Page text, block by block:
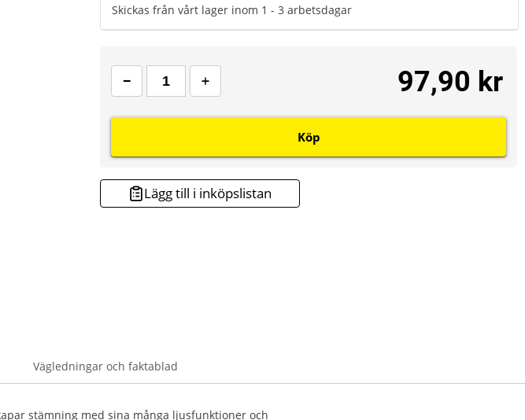
Skickas från vårt lager inom 1 - 3 arbetsdagar
97,90 kr
Köp
Lägg till i inköpslistan
Vägledningar och faktablad
stämning med sina många ljusfunktioner och